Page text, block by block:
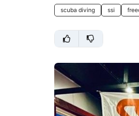
scuba diving ssi